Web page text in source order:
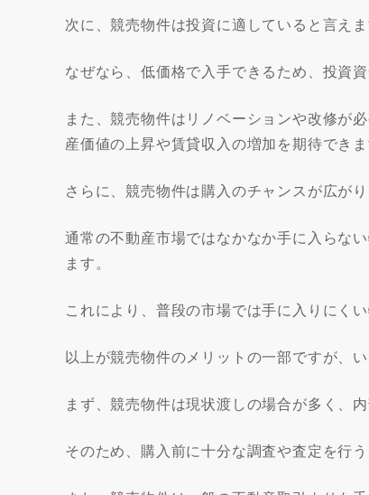
次に、競売物件は投資に適していると言えま
なぜなら、低価格で入手できるため、投資
また、競売物件はリノベーションや改修が
産価値の上昇や賃貸収入の増加を期待できま
さらに、競売物件は購入のチャンスが広がり
通常の不動産市場ではなかなか手に入らな
ます。
これにより、普段の市場では手に入りにく
以上が競売物件のメリットの一部ですが、
まず、競売物件は現状渡しの場合が多く、
そのため、購入前に十分な調査や査定を行う